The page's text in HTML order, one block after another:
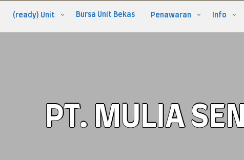
(ready) Unit Bursa Unit Bekas Penawaran Info
PT. MULIA